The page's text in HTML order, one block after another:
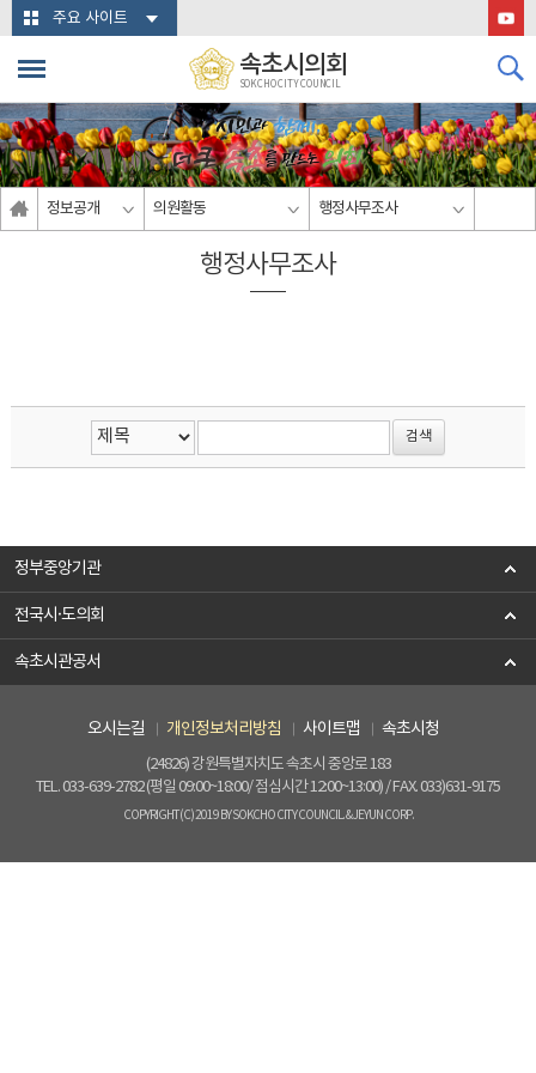
본문바로가기주요 사이트
속초시의회
SOKCHO CITY COUNCIL
정보공개 의원활동 행정사무조사
행정사무조사
정부중앙기관
전국시·도의회
속초시관공서
오시는길 개인정보처리방침 사이트맵 속초시청
(24826) 강원특별자치도 속초시 중앙로 183
TEL. 033-639-2782 (평일 09:00~18:00/ 점심시간 12:00~13:00) / FAX. 033)631-9175
COPYRIGHT(C) 2019 BY SOKCHO CITY COUNCIL. & JEYUN CORP.